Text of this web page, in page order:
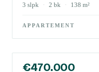
3 slpk · 2 bk · 138 m²
APPARTEMENT
€470.000